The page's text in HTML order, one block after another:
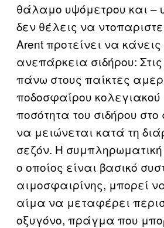
θάλαμο υψόμετρου και –
δεν θέλεις να
Arent προτείνει να
ανεπάρκεια σιδήρου:
πάνω στους παίκτες
ποδοσφαίρου κολεγιακού
ποσότητα του σιδήρου
να μειώνεται κατά τη
σεζόν. Η
ο οποίος είναι βασικό
αιμοσφαιρίνης, μπορεί
αίμα να μεταφέρει
οξυγόνο, πράγμα που